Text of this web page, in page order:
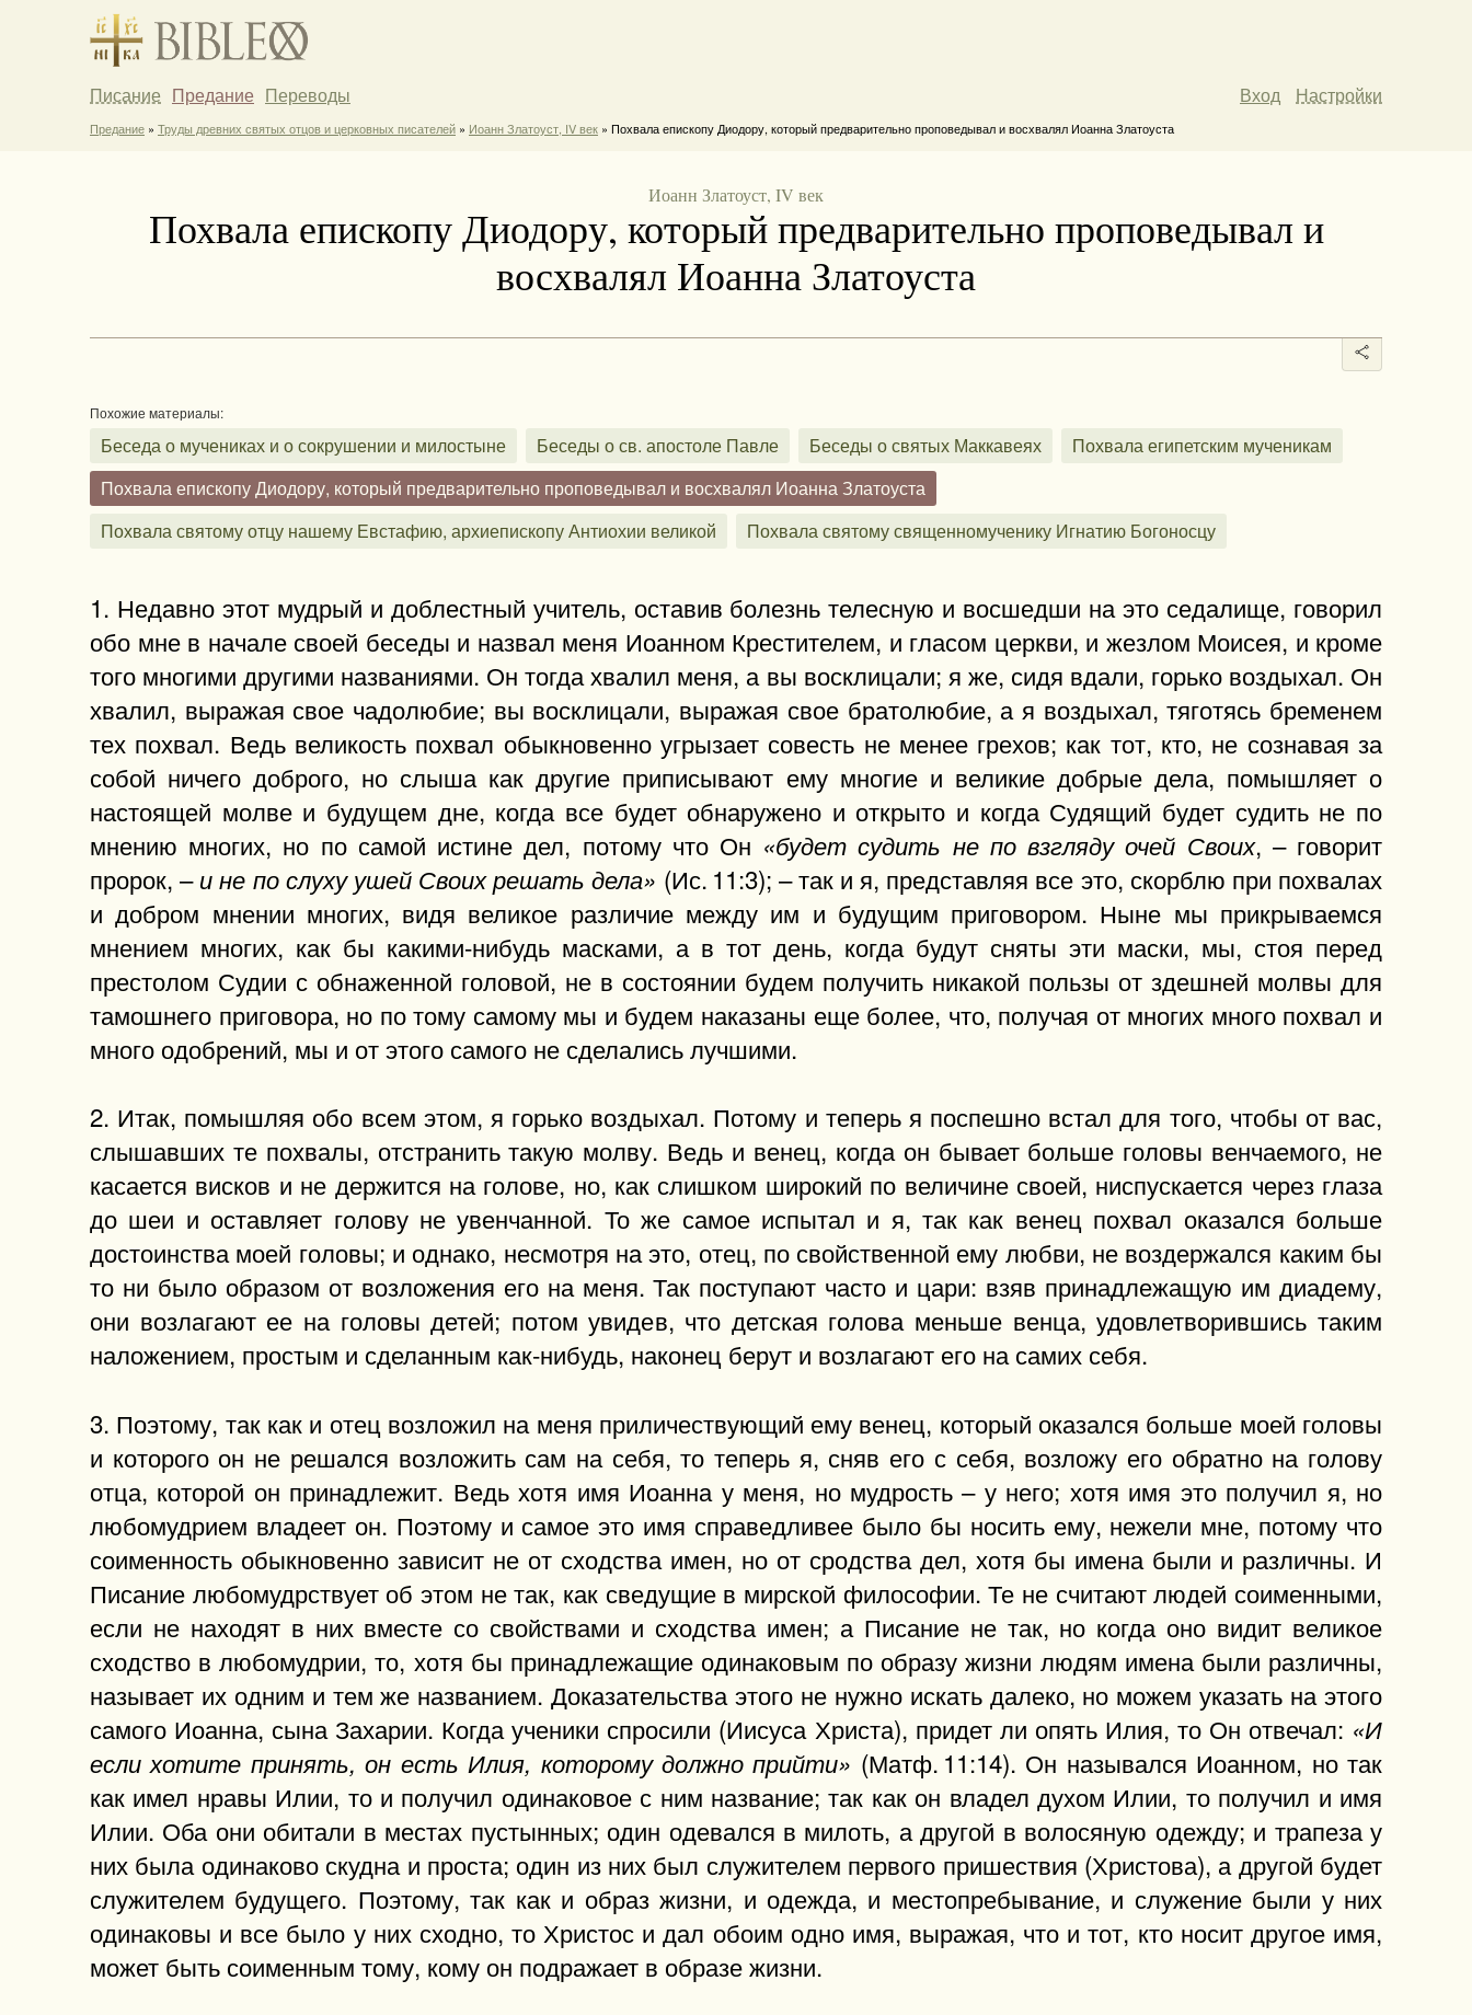
Писание Предание Переводы Вход Настройки
Предание » Труды древних святых отцов и церковных писателей » Иоанн Златоуст, IV век » Похвала епископу Диодору, который предварительно проповедывал и восхвалял Иоанна Златоуста
Иоанн Златоуст, IV век
Похвала епископу Диодору, который предварительно проповедывал и
восхвалял Иоанна Златоуста
Похожие материалы:
Беседа о мучениках и о сокрушении и милостыне Беседы о св. апостоле Павле Беседы о святых Маккавеях
Похвала египетским мученикам
Похвала епископу Диодору, который предварительно проповедывал и восхвалял Иоанна Златоуста
Похвала святому отцу нашему Евстафию, архиепископу Антиохии великой
Похвала святому священномученику Игнатию Богоносцу
1. Недавно этот мудрый и доблестный учитель, оставив болезнь телесную и восшедши на это седалище, говорил
обо мне в начале своей беседы и назвал меня Иоанном Крестителем, и гласом церкви, и жезлом Моисея, и кроме
того многими другими названиями. Он тогда хвалил меня, а вы восклицали; я же, сидя вдали, горько воздыхал. Он
хвалил, выражая свое чадолюбие; вы восклицали, выражая свое братолюбие, а я воздыхал, тяготясь бременем
тех похвал. Ведь великость похвал обыкновенно угрызает совесть не менее грехов; как тот, кто, не сознавая за
собой ничего доброго, но слыша как другие приписывают ему многие и великие добрые дела, помышляет о
настоящей молве и будущем дне, когда все будет обнаружено и открыто и когда Судящий будет судить не по
мнению многих, но по самой истине дел, потому что Он «будет судить не по взгляду очей Своих, – говорит
пророк, –и не по слуху ушей Своих решать дела» (Ис. 11:3); – так и я, представляя все это, скорблю при похвалах
и добром мнении многих, видя великое различие между им и будущим приговором. Ныне мы прикрываемся
мнением многих, как бы какими-нибудь масками, а в тот день, когда будут сняты эти маски, мы, стоя перед
престолом Судии с обнаженной головой, не в состоянии будем получить никакой пользы от здешней молвы для
тамошнего приговора, но по тому самому мы и будем наказаны еще более, что, получая от многих много похвал и
много одобрений, мы и от этого самого не сделались лучшими.
2. Итак, помышляя обо всем этом, я горько воздыхал. Потому и теперь я поспешно встал для того, чтобы от вас,
слышавших те похвалы, отстранить такую молву. Ведь и венец, когда он бывает больше головы венчаемого, не
касается висков и не держится на голове, но, как слишком широкий по величине своей, ниспускается через глаза
до шеи и оставляет голову не увенчанной. То же самое испытал и я, так как венец похвал оказался больше
достоинства моей головы; и однако, несмотря на это, отец, по свойственной ему любви, не воздержался каким бы
то ни было образом от возложения его на меня. Так поступают часто и цари: взяв принадлежащую им диадему,
они возлагают ее на головы детей; потом увидев, что детская голова меньше венца, удовлетворившись таким
наложением, простым и сделанным как-нибудь, наконец берут и возлагают его на самих себя.
3. Поэтому, так как и отец возложил на меня приличествующий ему венец, который оказался больше моей головы
и которого он не решался возложить сам на себя, то теперь я, сняв его с себя, возложу его обратно на голову
отца, которой он принадлежит. Ведь хотя имя Иоанна у меня, но мудрость – у него; хотя имя это получил я, но
любомудрием владеет он. Поэтому и самое это имя справедливее было бы носить ему, нежели мне, потому что
соименность обыкновенно зависит не от сходства имен, но от сродства дел, хотя бы имена были и различны. И
Писание любомудрствует об этом не так, как сведущие в мирской философии. Те не считают людей соименными,
если не находят в них вместе со свойствами и сходства имен; а Писание не так, но когда оно видит великое
сходство в любомудрии, то, хотя бы принадлежащие одинаковым по образу жизни людям имена были различны,
называет их одним и тем же названием. Доказательства этого не нужно искать далеко, но можем указать на этого
самого Иоанна, сына Захарии. Когда ученики спросили (Иисуса Христа), придет ли опять Илия, то Он отвечал: «И
если хотите принять, он есть Илия, которому должно прийти» (Матф. 11:14). Он назывался Иоанном, но так
как имел нравы Илии, то и получил одинаковое с ним название; так как он владел духом Илии, то получил и имя
Илии. Оба они обитали в местах пустынных; один одевался в милоть, а другой в волосяную одежду; и трапеза у
них была одинаково скудна и проста; один из них был служителем первого пришествия (Христова), а другой будет
служителем будущего. Поэтому, так как и образ жизни, и одежда, и местопребывание, и служение были у них
одинаковы и все было у них сходно, то Христос и дал обоим одно имя, выражая, что и тот, кто носит другое имя,
может быть соименным тому, кому он подражает в образе жизни.